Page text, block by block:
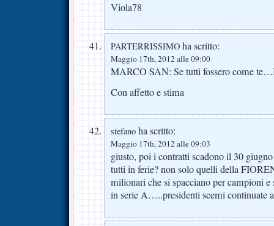
Viola78
PARTERRISSIMO ha scritto:
Maggio 17th, 2012 alle 09:00
MARCO SAN: Se tutti fossero come
Con affetto e stima
stefano ha scritto:
Maggio 17th, 2012 alle 09:03
giusto, poi i contratti scadono il 30
tutti in ferie? non solo quelli della
milionari che si spacciano per campioni e
in serie A…..presidenti scemi